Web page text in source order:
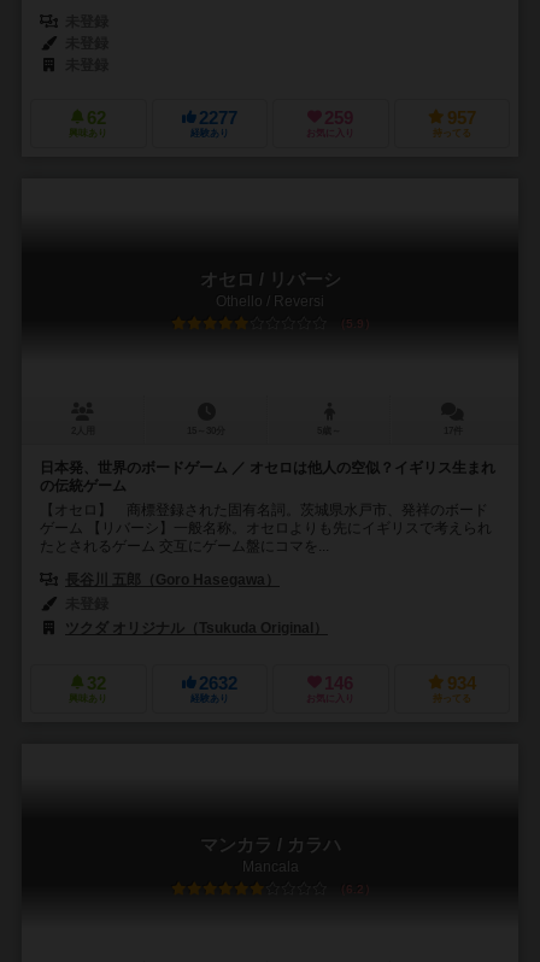
62
興味あり
2277
経験あり
259
お気に入り
957
持ってる
オセロ / リバーシ
Othello / Reversi
5.9
日本発、世界のボードゲーム ／ オセロは他人の空似？イギリス生まれ
の伝統ゲーム
【オセロ】 商標登録された固有名詞。茨城県水戸市、発祥のボード
ゲーム 【リバーシ】一般名称。オセロよりも先にイギリスで考えられ
たとされるゲーム 交互にゲーム盤にコマを...
長谷川 五郎（Goro Hasegawa）
ツクダ オリジナル（Tsukuda Original）
32
興味あり
2632
経験あり
146
お気に入り
934
持ってる
マンカラ / カラハ
Mancala
6.2